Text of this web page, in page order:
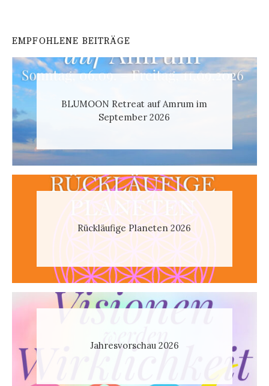
EMPFOHLENE BEITRÄGE
BLUMOON Retreat auf Amrum im
September 2026
Rückläufige Planeten 2026
Jahresvorschau 2026